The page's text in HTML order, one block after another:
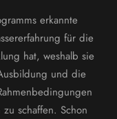
erkannte
für die
hat, weshalb sie
und die
schaffen. Schon